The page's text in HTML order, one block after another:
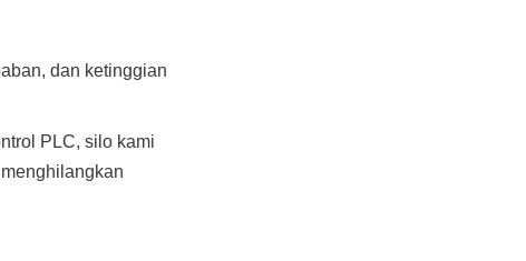
dan ketinggian
PLC, silo kami